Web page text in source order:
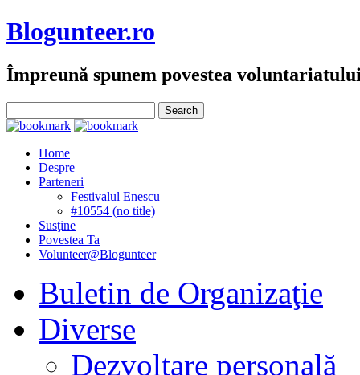
Blogunteer.ro
Împreună spunem povestea
Home
Despre
Parteneri
Festivalul Enescu
#10554 (no title)
Susţine
Povestea Ta
Volunteer@Blogunteer
Buletin de Organizaţie
Diverse
Dezvoltare personală